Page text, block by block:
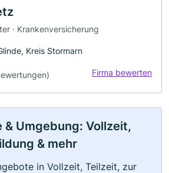
· Krankenversicherung
Kreis Stormarn
Firma bewerten
& Umgebung: Vollzeit,
& mehr
in Vollzeit, Teilzeit, zur